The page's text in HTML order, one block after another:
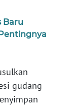
Baru
gudang